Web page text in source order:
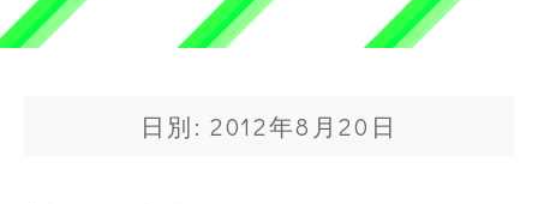
日別: 2012年8月20日